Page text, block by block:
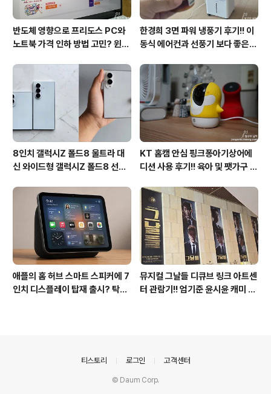
반도체 영향으로 프리도스 PC와
노트북 가격 인하 방법 고민? 윈도
방법?(feat. vip-scdkeys)
한경희 3면 파워 냉풍기 후기!! 이
동식 에어컨과 선풍기 보다 좋은
8인치 갤럭시Z 폴드8 울트라 대
신 와이드형 갤럭시Z 폴드8 선
이 미제공!!
KT 홈캠 안심 핑크퐁아기상어에
디션 사용 후기!! 육아 및 팻가구 그
상어홈캠 어때!!
애플의 홈 허브 스마트 스피커에 7
인치 디스플레이 탑재 출시? 탁상
뮤지컬 그날들 디큐브 링크 아트센
터 관람기!! 엄기준 윤시윤 캐미 연
티스토리 로그인 고객센터
© Daum Corp.